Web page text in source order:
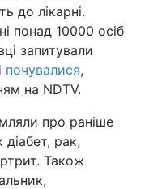
до лікарні.
понад 10000 осіб
запитували
почувалися,
на NDTV.
про раніше
діабет, рак,
Також